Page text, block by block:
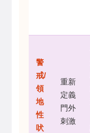
警
戒/
領
地
性
吠
重新
定義
門外
刺激